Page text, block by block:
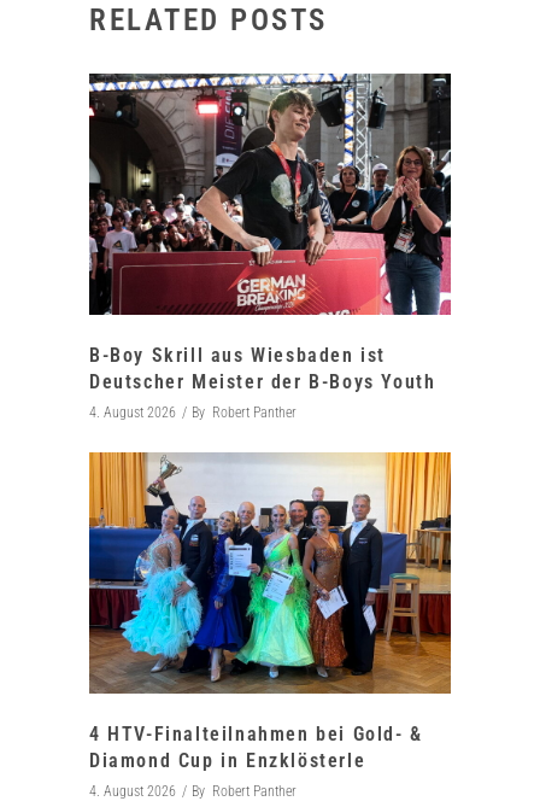
RELATED POSTS
B-Boy Skrill aus Wiesbaden ist
Deutscher Meister der B-Boys Youth
4. August 2026 By Robert Panther
4 HTV-Finalteilnahmen bei Gold- &
Diamond Cup in Enzklösterle
4. August 2026 By Robert Panther